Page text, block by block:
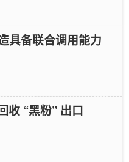
具备联合调用能力
收 “黑粉” 出口